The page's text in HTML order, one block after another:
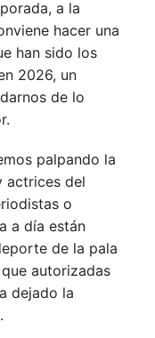
a la
hacer una
han sido los
2026, un
de lo
palpando la
actrices del
o
a día están
de la pala
autorizadas
dejado la